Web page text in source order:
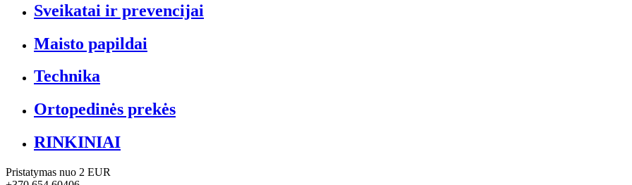
Sveikatai ir prevencijai
Maisto papildai
Technika
Ortopedinės prekės
RINKINIAI
Pristatymas nuo 2 EUR